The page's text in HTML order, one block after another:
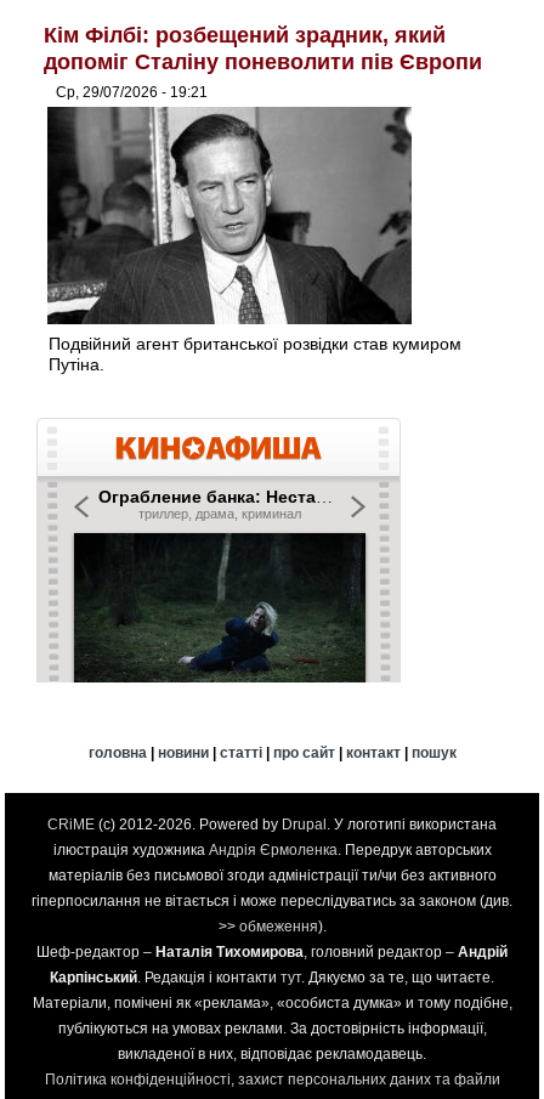
Кім Філбі: розбещений зрадник, який
допоміг Сталіну поневолити пів Європи
Ср, 29/07/2026 - 19:21
Подвійний агент британської розвідки став кумиром
Путіна.
головна | новини| статті| про сайт| контакт| пошук
CRiME (c) 2012-2026. Powered by Drupal . У логотипі використана
ілюстрація художника Андрія Єрмоленка . Передрук авторських
матеріалів без письмової згоди адміністрації ти/чи без активного
гіперпосилання не вітається і може переслідуватись за законом (див.
>> обмеження).
Шеф-редактор – Наталія Тихомирова , головний редактор – Андрій
Карпінський . Редакція і контакти тут. Дякуємо за те, що читаєте.
Матеріали, помічені як «реклама», «особиста думка» и тому подібне,
публікуються на умовах реклами. За достовірність інформації,
викладеної в них, відповідає рекламодавець.
Політика конфіденційності, захист персональних даних та файли